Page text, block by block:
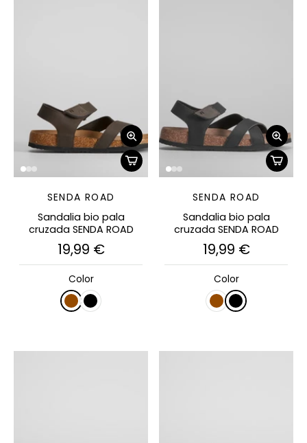
SENDA ROAD
Sandalia bio pala
cruzada SENDA ROAD
19,99 €
Color
SENDA ROAD
Sandalia bio pala
cruzada SENDA ROAD
19,99 €
Color